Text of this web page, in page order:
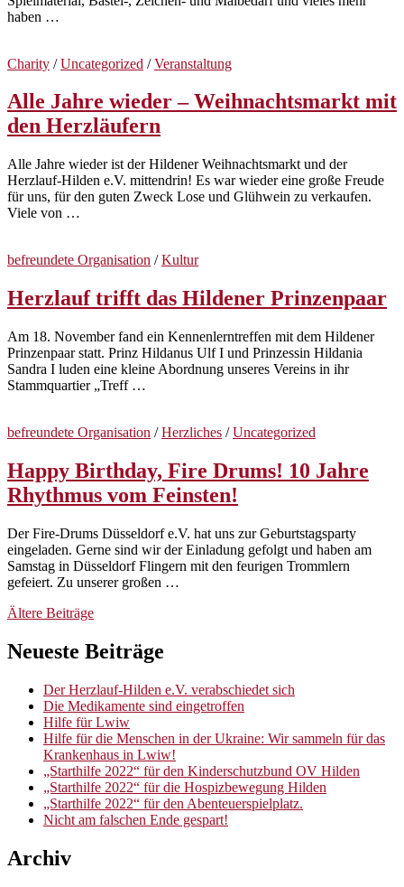
haben …
Charity /Uncategorized /Veranstaltung
Alle Jahre wieder – Weihnachtsmarkt mit
den Herzläufern
Alle Jahre wieder ist der Hildener Weihnachtsmarkt und der
Herzlauf-Hilden e.V. mittendrin! Es war wieder eine große Freude
für uns, für den guten Zweck Lose und Glühwein zu verkaufen.
Viele von …
befreundete Organisation /Kultur
Herzlauf trifft das Hildener Prinzenpaar
Am 18. November fand ein Kennenlerntreffen mit dem Hildener
Prinzenpaar statt. Prinz Hildanus Ulf I und Prinzessin Hildania
Sandra I luden eine kleine Abordnung unseres Vereins in ihr
Stammquartier „Treff …
befreundete Organisation /Herzliches /Uncategorized
Happy Birthday, Fire Drums! 10 Jahre
Rhythmus vom Feinsten!
Der Fire-Drums Düsseldorf e.V. hat uns zur Geburtstagsparty
eingeladen. Gerne sind wir der Einladung gefolgt und haben am
Samstag in Düsseldorf Flingern mit den feurigen Trommlern
gefeiert. Zu unserer großen …
Beitragsnavigation
Ältere Beiträge
Neueste Beiträge
Der Herzlauf-Hilden e.V. verabschiedet sich
Die Medikamente sind eingetroffen
Hilfe für Lwiw
Hilfe für die Menschen in der Ukraine: Wir sammeln für das
Krankenhaus in Lwiw!
„Starthilfe 2022“ für den Kinderschutzbund OV Hilden
„Starthilfe 2022“ für die Hospizbewegung Hilden
„Starthilfe 2022“ für den Abenteuerspielplatz.
Nicht am falschen Ende gespart!
Archiv